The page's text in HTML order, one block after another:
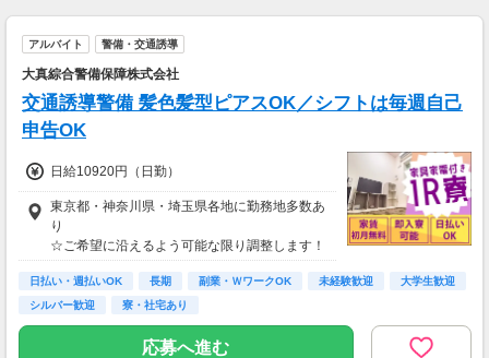
アルバイト 警備・交通誘導
大真綜合警備保障株式会社
交通誘導警備 髪色髪型ピアスOK／シフトは毎週自己
申告OK
日給10920円（日勤）
東京都・神奈川県・埼玉県各地に勤務地多数あ
り
☆ご希望に沿えるよう可能な限り調整します！
日払い・週払いOK 長期 副業・ＷワークOK 未経験歓迎
大学生歓迎
シルバー歓迎
寮・社宅あり
応募へ進む